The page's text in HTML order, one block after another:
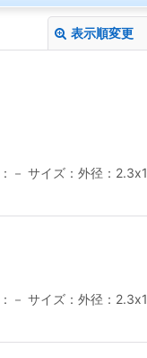
表示順変更
サイズ：外径：
サイズ：外径：